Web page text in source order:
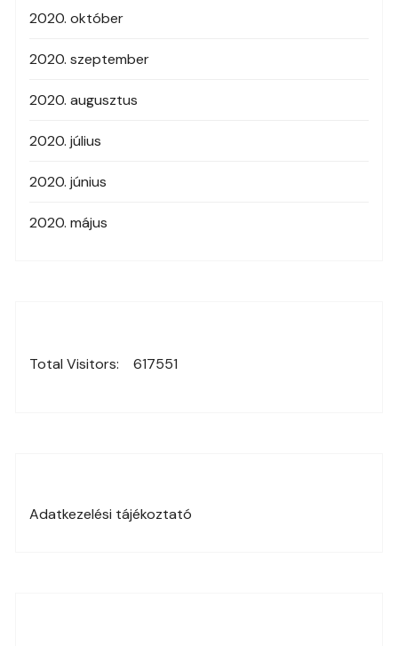
2020. október
2020. szeptember
2020. augusztus
2020. július
2020. június
2020. május
Total Visitors: 617551
Adatkezelési tájékoztató